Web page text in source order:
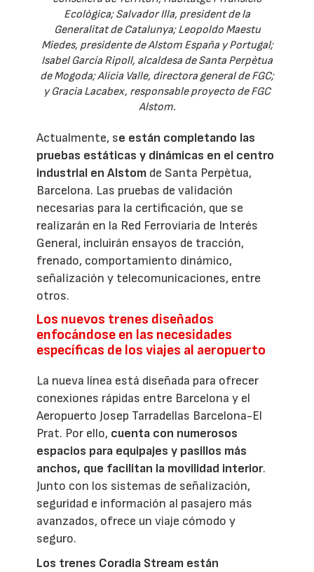
Ecològica; Salvador Illa, president de la
Generalitat de Catalunya; Leopoldo Maestu
Miedes, presidente de Alstom España y Portugal;
Isabel García Ripoll, alcaldesa de Santa Perpètua
de Mogoda; Alicia Valle, directora general de FGC;
y Gracia Lacabex, responsable proyecto de FGC
Alstom.
Actualmente, se están completando las
pruebas estáticas y dinámicas en el centro
industrial enAlstom de Santa Perpètua,
Barcelona. Las pruebas de validación
necesarias para la certificación, que se
realizarán en la Red Ferroviaria de Interés
General, incluirán ensayos de tracción,
frenado, comportamiento dinámico,
señalización y telecomunicaciones, entre
otros.
Los nuevos trenes diseñados
enfocándose en las necesidades
específicas de los viajes al aeropuerto
La nueva línea está diseñada para ofrecer
conexiones rápidas entre Barcelona y el
Aeropuerto Josep Tarradellas Barcelona-El
Prat. Por ello, cuenta con numerosos
espacios para equipajes y pasillos más
anchos, que facilitan la movilidad interior.
Junto con los sistemas de señalización,
seguridad e información al pasajero más
avanzados, ofrece un viaje cómodo y
seguro.
Los trenes Coradia Stream están